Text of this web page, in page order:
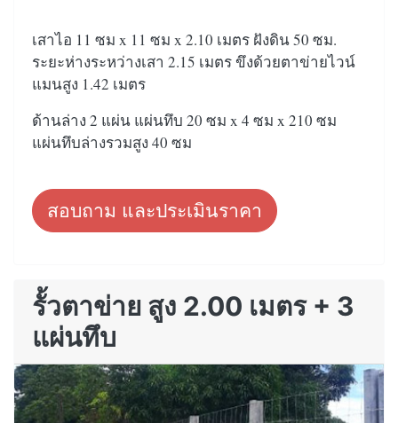
เสาไอ 11 ซม x 11 ซม x 2.10 เมตร ฝังดิน 50 ซม.
ระยะห่างระหว่างเสา 2.15 เมตร ขึงด้วยตาข่ายไวน์
แมนสูง 1.42 เมตร
ด้านล่าง 2 แผ่น แผ่นทึบ 20 ซม x 4 ซม x 210 ซม
แผ่นทึบล่างรวมสูง 40 ซม
สอบถาม และประเมินราคา
รั้วตาข่าย สูง 2.00 เมตร + 3
แผ่นทึบ